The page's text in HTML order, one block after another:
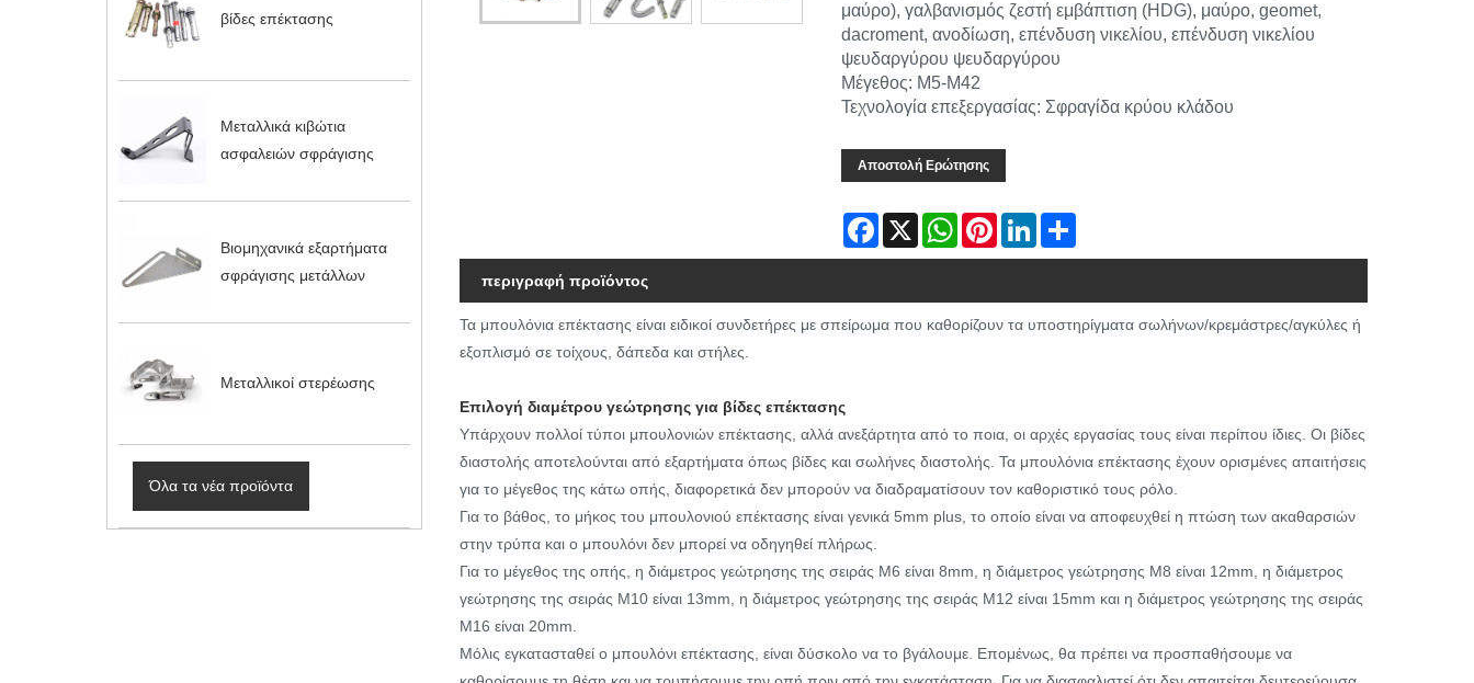
βίδες επέκτασης
Μεταλλικά κιβώτια
ασφαλειών σφράγισης
Βιομηχανικά εξαρτήματα
σφράγισης μετάλλων
Μεταλλικοί στερέωσης
Όλα τα νέα προϊόντα
μαύρο), γαλβανισμός ζεστή εμβάπτιση (HDG), μαύρο, geomet,
dacroment, ανοδίωση, επένδυση νικελίου, επένδυση νικελίου
ψευδαργύρου ψευδαργύρου
Μέγεθος: M5-M42
Τεχνολογία επεξεργασίας: Σφραγίδα κρύου κλάδου
Αποστολή Ερώτησης
Facebook
X WhatsAppPinterestLinkedInShare
περιγραφή προϊόντος
Τα μπουλόνια επέκτασης είναι ειδικοί συνδετήρες με σπείρωμα που καθορίζουν τα υποστηρίγματα σωλήνων/κρεμάστρες/αγκύλες ή
εξοπλισμό σε τοίχους, δάπεδα και στήλες.
Επιλογή διαμέτρου γεώτρησης για βίδες επέκτασης
Υπάρχουν πολλοί τύποι μπουλονιών επέκτασης, αλλά ανεξάρτητα από το ποια, οι αρχές εργασίας τους είναι περίπου ίδιες. Οι βίδες
διαστολής αποτελούνται από εξαρτήματα όπως βίδες και σωλήνες διαστολής. Τα μπουλόνια επέκτασης έχουν ορισμένες απαιτήσεις
για το μέγεθος της κάτω οπής, διαφορετικά δεν μπορούν να διαδραματίσουν τον καθοριστικό τους ρόλο.
Για το βάθος, το μήκος του μπουλονιού επέκτασης είναι γενικά 5mm plus, το οποίο είναι να αποφευχθεί η πτώση των ακαθαρσιών
στην τρύπα και ο μπουλόνι δεν μπορεί να οδηγηθεί πλήρως.
Για το μέγεθος της οπής, η διάμετρος γεώτρησης της σειράς M6 είναι 8mm, η διάμετρος γεώτρησης M8 είναι 12mm, η διάμετρος
γεώτρησης της σειράς M10 είναι 13mm, η διάμετρος γεώτρησης της σειράς M12 είναι 15mm και η διάμετρος γεώτρησης της σειράς
M16 είναι 20mm.
Μόλις εγκατασταθεί ο μπουλόνι επέκτασης, είναι δύσκολο να το βγάλουμε. Επομένως, θα πρέπει να προσπαθήσουμε να